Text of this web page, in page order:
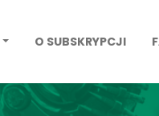
O SUBSKRYPCJI